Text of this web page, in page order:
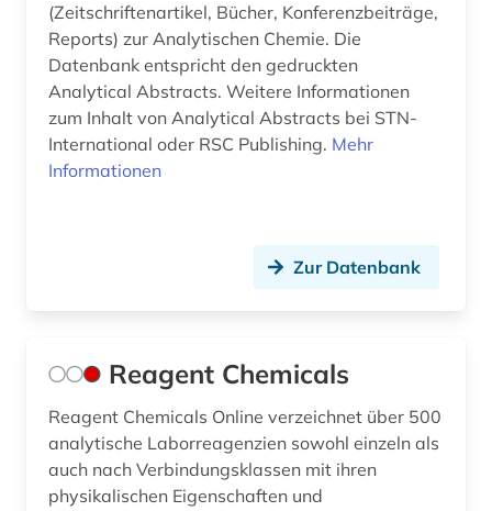
(Zeitschriftenartikel, Bücher, Konferenzbeiträge,
Reports) zur Analytischen Chemie. Die
Datenbank entspricht den gedruckten
Analytical Abstracts. Weitere Informationen
zum Inhalt von Analytical Abstracts bei STN-
International oder RSC Publishing. Mehr
Informationen
Zur Datenbank
Reagent Chemicals
Reagent Chemicals Online verzeichnet über 500
analytische Laborreagenzien sowohl einzeln als
auch nach Verbindungsklassen mit ihren
physikalischen Eigenschaften und